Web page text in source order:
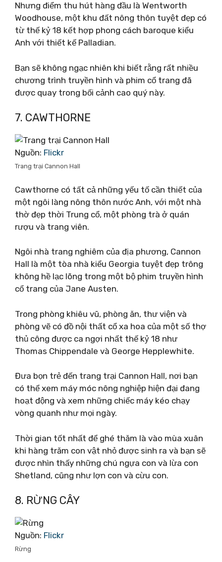
Nhưng điểm thu hút hàng đầu là Wentworth
Woodhouse, một khu đất nông thôn tuyệt đẹp có
từ thế kỷ 18 kết hợp phong cách baroque kiểu
Anh với thiết kế Palladian.
Bạn sẽ không ngạc nhiên khi biết rằng rất nhiều
chương trình truyền hình và phim cổ trang đã
được quay trong bối cảnh cao quý này.
7. CAWTHORNE
Nguồn: Flickr
Trang trại Cannon Hall
Cawthorne có tất cả những yếu tố cần thiết của
một ngôi làng nông thôn nước Anh, với một nhà
thờ đẹp thời Trung cổ, một phòng trà ở quán
rượu và trang viên.
Ngôi nhà trang nghiêm của địa phương, Cannon
Hall là một tòa nhà kiểu Georgia tuyệt đẹp trông
không hề lạc lõng trong một bộ phim truyền hình
cổ trang của Jane Austen.
Trong phòng khiêu vũ, phòng ăn, thư viện và
phòng vẽ có đồ nội thất cổ xa hoa của một số thợ
thủ công được ca ngợi nhất thế kỷ 18 như
Thomas Chippendale và George Hepplewhite.
Đưa bọn trẻ đến trang trại Cannon Hall, nơi bạn
có thể xem máy móc nông nghiệp hiện đại đang
hoạt động và xem những chiếc máy kéo chạy
vòng quanh như mọi ngày.
Thời gian tốt nhất để ghé thăm là vào mùa xuân
khi hàng trăm con vật nhỏ được sinh ra và bạn sẽ
được nhìn thấy những chú ngựa con và lừa con
Shetland, cũng như lợn con và cừu con.
8. RỪNG CÂY
Nguồn: Flickr
Rừng